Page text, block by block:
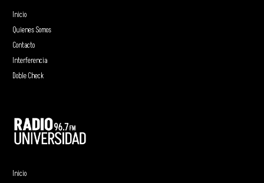
Inicio
Quienes Somos
Contacto
Interferencia
Doble Check
Inicio